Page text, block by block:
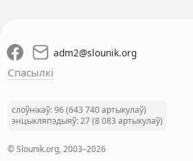
adm2@slounik.org
Спасылкі
слоўнікаў: 96 (643 740 артыкулаў)
энцыкляпэдыяў: 27 (8 083 артыкулаў)
© Slounik.org, 2003–2026